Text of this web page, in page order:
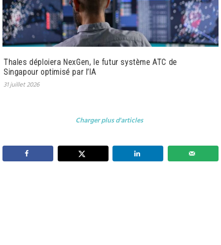
Thales déploiera NexGen, le futur système ATC de
Singapour optimisé par l’IA
31 juillet 2026
Charger plus d'articles